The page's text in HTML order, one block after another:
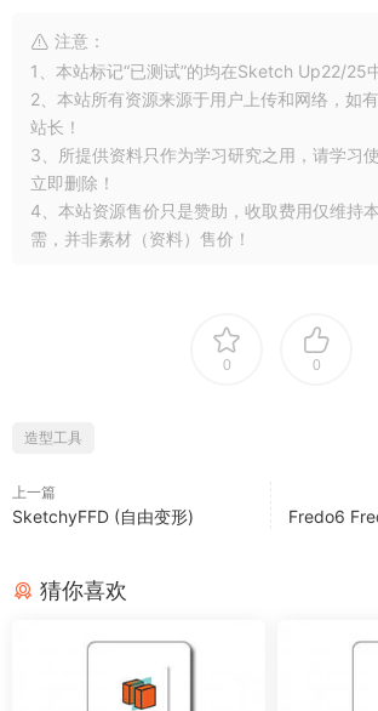
注意：
1、本站标记“已测试”的均在Sketch Up22/25
2、本站所有资源来源于用户上传和网络，如
站长！
3、所提供资料只作为学习研究之用，请学习
立即删除！
4、本站资源售价只是赞助，收取费用仅维持
需，并非素材（资料）售价！
0 0
造型工具
上一篇
SketchyFFD (自由变形)
Fredo6
猜你喜欢